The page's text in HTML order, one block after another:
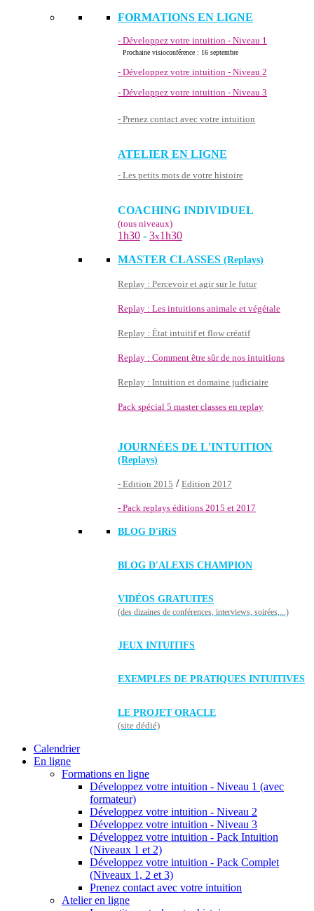
FORMATIONS EN LIGNE
- Développez votre intuition - Niveau 1
Prochaine visioconférence : 16 septembre
- Développez votre intuition - Niveau 2
- Développez votre intuition - Niveau 3
- Prenez contact avec votre intuition
ATELIER EN LIGNE
- Les petits mots de votre histoire
COACHING INDIVIDUEL
(tous niveaux)
1h30 - 3x1h30
MASTER CLASSES (Replays)
Replay : Percevoir et agir sur le futur
Replay : Les intuitions animale et végétale
Replay : État intuitif et flow créatif
Replay : Comment être sûr de nos intuitions
Replay : Intuition et domaine judiciaire
Pack spécial 5 master classes en replay
JOURNÉES DE L'INTUITION
(Replays)
- Edition 2015 / Edition 2017
- Pack replays éditions 2015 et 2017
BLOG D'iRiS
BLOG D'ALEXIS CHAMPION
VIDÉOS GRATUITES
(des dizaines de conférences, interviews, soirées,...)
JEUX INTUITIFS
EXEMPLES DE PRATIQUES INTUITIVES
LE PROJET ORACLE
(site dédié)
Calendrier
En ligne
Formations en ligne
Développez votre intuition - Niveau 1 (avec
formateur)
Développez votre intuition - Niveau 2
Développez votre intuition - Niveau 3
Développez votre intuition - Pack Intuition
(Niveaux 1 et 2)
Développez votre intuition - Pack Complet
(Niveaux 1, 2 et 3)
Prenez contact avec votre intuition
Atelier en ligne